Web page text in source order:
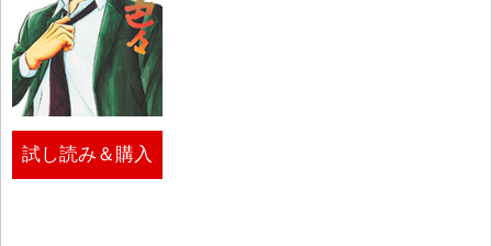
試し読み＆購入